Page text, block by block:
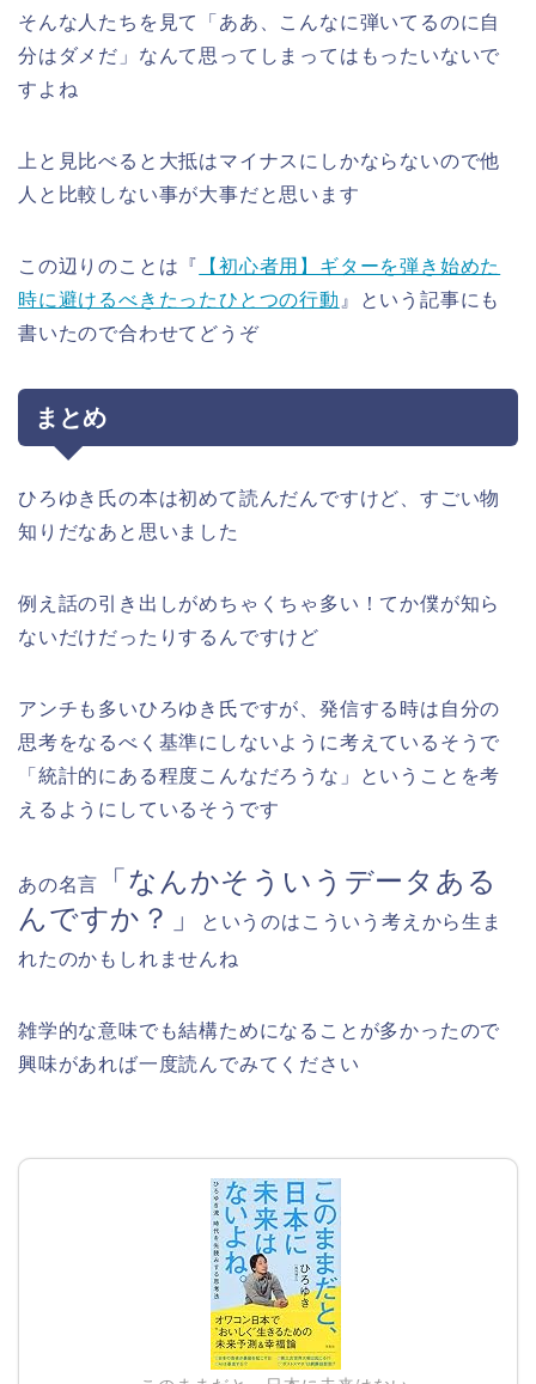
そんな人たちを見て「ああ、こんなに弾いてるのに自
分はダメだ」なんて思ってしまってはもったいないで
すよね
上と見比べると大抵はマイナスにしかならないので他
人と比較しない事が大事だと思います
この辺りのことは『
【初心者用】ギターを弾き始めた
時に避けるべきたったひとつの行動 』という記事にも
書いたので合わせてどうぞ
まとめ
ひろゆき氏の本は初めて読んだんですけど、すごい物
知りだなあと思いました
例え話の引き出しがめちゃくちゃ多い！てか僕が知ら
ないだけだったりするんですけど
アンチも多いひろゆき氏ですが、発信する時は自分の
思考をなるべく基準にしないように考えているそうで
「統計的にある程度こんなだろうな」ということを考
えるようにしているそうです
あの名言
「なんかそういうデータある
んですか？」
というのはこういう考えから生ま
れたのかもしれませんね
雑学的な意味でも結構ためになることが多かったので
興味があれば一度読んでみてください